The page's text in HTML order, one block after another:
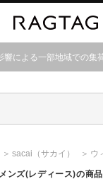
響による一部地域での集
sacai （サカイ） ウ
ンズ(レディース)の商